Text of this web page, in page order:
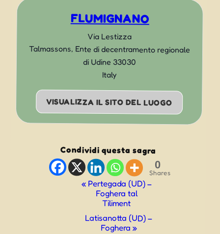
FLUMIGNANO
Via Lestizza
Talmassons, Ente di decentramento regionale
di Udine 33030
Italy
VISUALIZZA IL SITO DEL LUOGO
Condividi questa sagra
0
Shares
«Pertegada (UD) –
Foghera tal
Tiliment
Latisanotta (UD) –
Foghera »